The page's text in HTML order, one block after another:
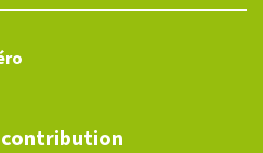
contribution